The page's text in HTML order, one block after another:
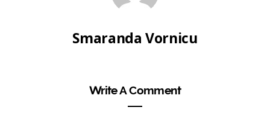
Smaranda Vornicu
Write A Comment